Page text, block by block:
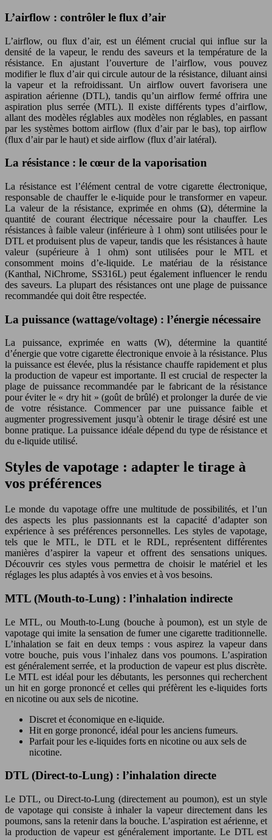
L’airflow : contrôler le flux d’air
L’airflow, ou flux d’air, est un élément crucial qui influe sur la
densité de la vapeur, le rendu des saveurs et la température de la
résistance. En ajustant l’ouverture de l’airflow, vous pouvez
modifier le flux d’air qui circule autour de la résistance, diluant ainsi
la vapeur et la refroidissant. Un airflow ouvert favorisera une
aspiration aérienne (DTL), tandis qu’un airflow fermé offrira une
aspiration plus serrée (MTL). Il existe différents types d’airflow,
allant des modèles réglables aux modèles non réglables, en passant
par les systèmes bottom airflow (flux d’air par le bas), top airflow
(flux d’air par le haut) et side airflow (flux d’air latéral).
La résistance : le cœur de la vaporisation
La résistance est l’élément central de votre cigarette électronique,
responsable de chauffer le e-liquide pour le transformer en vapeur.
La valeur de la résistance, exprimée en ohms (Ω), détermine la
quantité de courant électrique nécessaire pour la chauffer. Les
résistances à faible valeur (inférieure à 1 ohm) sont utilisées pour le
DTL et produisent plus de vapeur, tandis que les résistances à haute
valeur (supérieure à 1 ohm) sont utilisées pour le MTL et
consomment moins d’e-liquide. Le matériau de la résistance
(Kanthal, NiChrome, SS316L) peut également influencer le rendu
des saveurs. La plupart des résistances ont une plage de puissance
recommandée qui doit être respectée.
La puissance (wattage/voltage) : l’énergie nécessaire
La puissance, exprimée en watts (W), détermine la quantité
d’énergie que votre cigarette électronique envoie à la résistance. Plus
la puissance est élevée, plus la résistance chauffe rapidement et plus
la production de vapeur est importante. Il est crucial de respecter la
plage de puissance recommandée par le fabricant de la résistance
pour éviter le « dry hit » (goût de brûlé) et prolonger la durée de vie
de votre résistance. Commencer par une puissance faible et
augmenter progressivement jusqu’à obtenir le tirage désiré est une
bonne pratique. La puissance idéale dépend du type de résistance et
du e-liquide utilisé.
Styles de vapotage : adapter le tirage à
vos préférences
Le monde du vapotage offre une multitude de possibilités, et l’un
des aspects les plus passionnants est la capacité d’adapter son
expérience à ses préférences personnelles. Les styles de vapotage,
tels que le MTL, le DTL et le RDL, représentent différentes
manières d’aspirer la vapeur et offrent des sensations uniques.
Découvrir ces styles vous permettra de choisir le matériel et les
réglages les plus adaptés à vos envies et à vos besoins.
MTL (Mouth-to-Lung) : l’inhalation indirecte
Le MTL, ou Mouth-to-Lung (bouche à poumon), est un style de
vapotage qui imite la sensation de fumer une cigarette traditionnelle.
L’inhalation se fait en deux temps : vous aspirez la vapeur dans
votre bouche, puis vous l’inhalez dans vos poumons. L’aspiration
est généralement serrée, et la production de vapeur est plus discrète.
Le MTL est idéal pour les débutants, les personnes qui recherchent
un hit en gorge prononcé et celles qui préfèrent les e-liquides forts
en nicotine ou aux sels de nicotine.
Discret et économique en e-liquide.
Hit en gorge prononcé, idéal pour les anciens fumeurs.
Parfait pour les e-liquides forts en nicotine ou aux sels de
nicotine.
DTL (Direct-to-Lung) : l’inhalation directe
Le DTL, ou Direct-to-Lung (directement au poumon), est un style
de vapotage qui consiste à inhaler la vapeur directement dans les
poumons, sans la retenir dans la bouche. L’aspiration est aérienne, et
la production de vapeur est généralement importante. Le DTL est